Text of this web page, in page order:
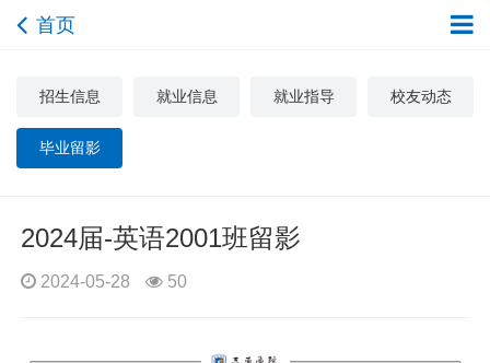
首页
招生信息 就业信息 就业指导 校友动态
毕业留影
2024届-英语2001班留影
2024-05-28 50